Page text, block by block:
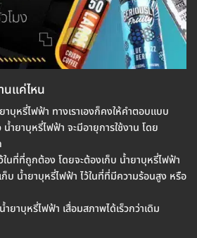
นแค่ไหน
บุหรี่ไฟฟ้า ทางเราเองก็คงให้คำตอบแบบ
ำยาบุหรี่ไฟฟ้า จะมีอายุการใช้งาน โดย
นที่ที่ถูกต้อง โดยจะต้องเก็บ น้ำยาบุหรี่ไฟฟ้า
ก็บ น้ำยาบุหรี่ไฟฟ้า ไว้ในที่ที่มีความร้อนสูง หรือ
ำยาบุหรี่ไฟฟ้า เสื่อมสภาพได้เร็วกว่าเดิม